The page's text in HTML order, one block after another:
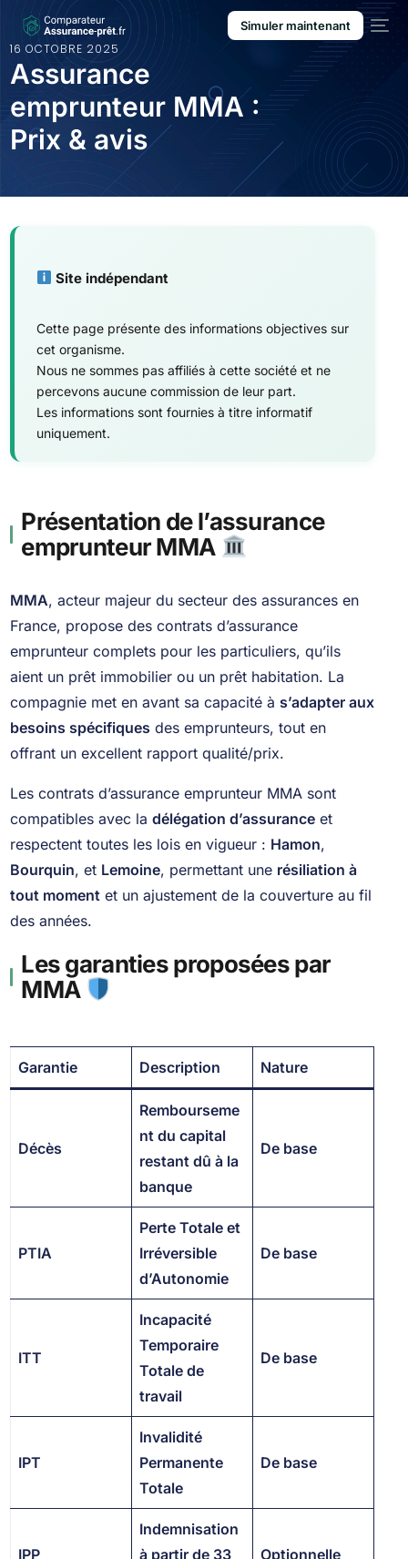
Simuler maintenant
16 OCTOBRE 2025
Assurance
emprunteur MMA :
Prix & avis
Site indépendant
Cette page présente des informations objectives sur
cet organisme.
Nous ne sommes pas affiliés à cette société et ne
percevons aucune commission de leur part.
Les informations sont fournies à titre informatif
uniquement.
Présentation de l’assurance
emprunteur MMA
MMA, acteur majeur du secteur des assurances en
France, propose des contrats d’assurance
emprunteur complets pour les particuliers, qu’ils
aient un prêt immobilier ou un prêt habitation. La
compagnie met en avant sa capacité à s’adapter aux
besoins spécifiques des emprunteurs, tout en
offrant un excellent rapport qualité/prix.
Les contrats d’assurance emprunteur MMA sont
compatibles avec ladélégation d’assurance et
respectent toutes les lois en vigueur : Hamon,
Bourquin, et Lemoine, permettant une résiliation à
tout moment et un ajustement de la couverture au fil
des années.
Les garanties proposées par
MMA
Garantie Description Nature
Décès
Rembourseme
nt du capital
restant dû à la
banque
De base
PTIA
Perte Totale et
Irréversible
d’Autonomie
De base
ITT
Incapacité
Temporaire
Totale de
travail
De base
IPT
Invalidité
Permanente
Totale
De base
IPP
Indemnisation
à partir de 33
Optionnelle